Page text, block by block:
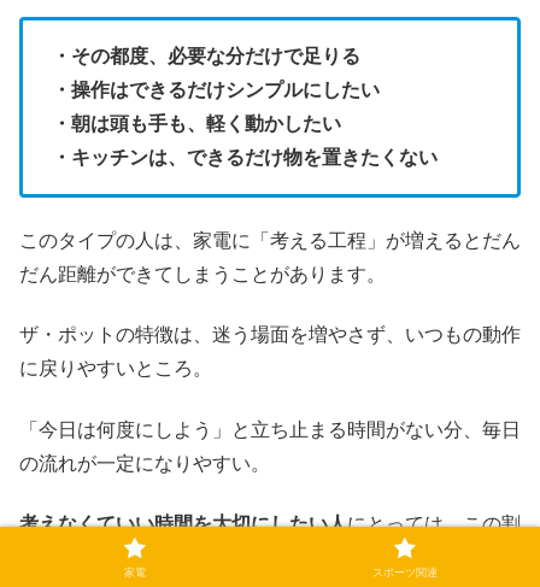
・その都度、必要な分だけで足りる
・操作はできるだけシンプルにしたい
・朝は頭も手も、軽く動かしたい
・キッチンは、できるだけ物を置きたくない
このタイプの人は、家電に「考える工程」が増えるとだん
だん距離ができてしまうことがあります。
ザ・ポットの特徴は、迷う場面を増やさず、いつもの動作
に戻りやすいところ。
「今日は何度にしよう」と立ち止まる時間がない分、毎日
の流れが一定になりやすい。
考えなくていい時間を大切にしたい人にとっては、この割
り切りが、後から心地よく感じられる場面もあります。
家電 スポーツ関連